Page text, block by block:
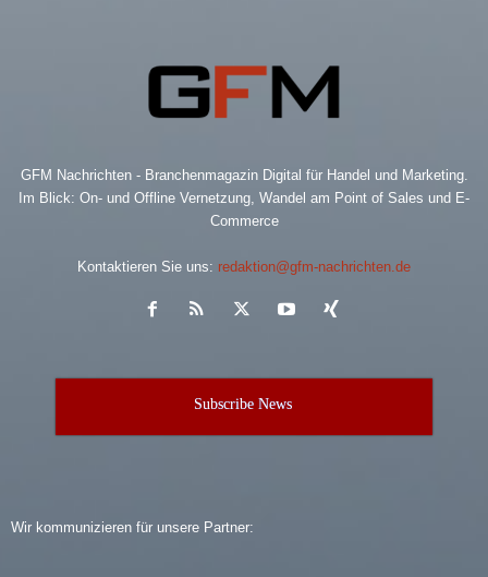
GFM Nachrichten - Branchenmagazin Digital für Handel und Marketing.
Im Blick: On- und Offline Vernetzung, Wandel am Point of Sales und E-
Commerce
Kontaktieren Sie uns: redaktion@gfm-nachrichten.de
Subscribe News
Wir kommunizieren für unsere Partner: